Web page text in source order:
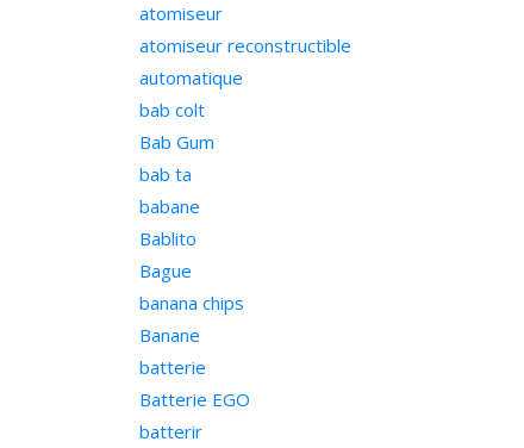
atomiseur
atomiseur reconstructible
automatique
bab colt
Bab Gum
bab ta
babane
Bablito
Bague
banana chips
Banane
batterie
Batterie EGO
batterir